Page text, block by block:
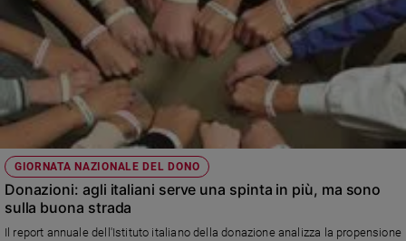
educazione
Genitori
e
figli
Nonni
Coppia
Scuola
e
giovani
Adolescenza
Bioetica
GIORNATA NAZIONALE DEL DONO
Donazioni: agli italiani serve una spinta in più, ma sono
sulla buona strada
Il report annuale dell'Istituto italiano della donazione analizza la propensione